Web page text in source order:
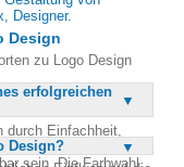
Designer.
Design
zu Logo Design
erfolgreichen
durch Einfachheit,
leicht erkennbar und in
sein. Die Farbwahl
Design?